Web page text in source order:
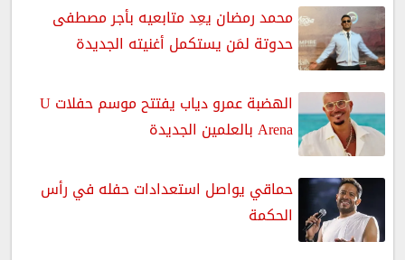
محمد رمضان يعِد متابعيه بأجر مصطفى
حدوتة لمَن يستكمل أغنيته الجديدة
الهضبة عمرو دياب يفتتح موسم حفلات U
Arena بالعلمين الجديدة
حماقي يواصل استعدادات حفله في رأس
الحكمة